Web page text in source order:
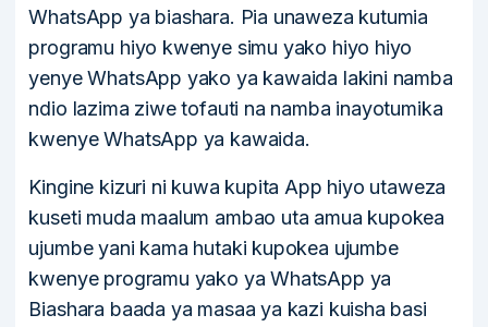
WhatsApp ya biashara. Pia unaweza kutumia
programu hiyo kwenye simu yako hiyo hiyo
yenye WhatsApp yako ya kawaida lakini namba
ndio lazima ziwe tofauti na namba inayotumika
kwenye WhatsApp ya kawaida.
Kingine kizuri ni kuwa kupita App hiyo utaweza
kuseti muda maalum ambao uta amua kupokea
ujumbe yani kama hutaki kupokea ujumbe
kwenye programu yako ya WhatsApp ya
Biashara baada ya masaa ya kazi kuisha basi